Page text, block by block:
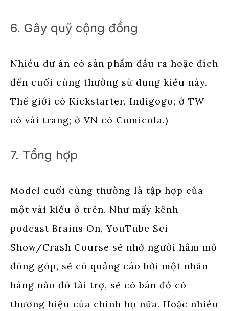
6. Gây quỹ cộng đồng
Nhiều dự án có sản phẩm đầu ra hoặc đích
đến cuối cùng thường sử dụng kiểu này.
Thế giới có Kickstarter, Indigogo; ở TW
có vài trang; ở VN có Comicola.)
7. Tổng hợp
Model cuối cùng thường là tập hợp của
một vài kiểu ở trên. Như mấy kênh
podcast Brains On, YouTube Sci
Show/Crash Course sẽ nhờ người hâm mộ
đóng góp, sẽ có quảng cáo bởi một nhãn
hàng nào đó tài trợ, sẽ có bán đồ có
thương hiệu của chính họ nữa. Hoặc nhiều